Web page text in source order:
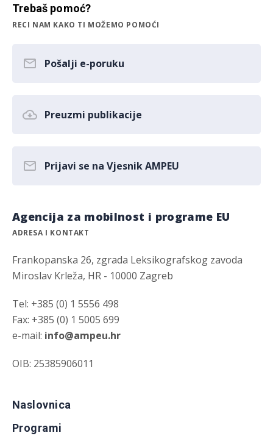
Trebaš pomoć?
RECI NAM KAKO TI MOŽEMO POMOĆI
Pošalji e-poruku
Preuzmi publikacije
Prijavi se na Vjesnik AMPEU
Agencija za mobilnost i programe EU
ADRESA I KONTAKT
Frankopanska 26, zgrada Leksikografskog zavoda
Miroslav Krleža, HR - 10000 Zagreb
Tel: +385 (0) 1 5556 498
Fax: +385 (0) 1 5005 699
e-mail: info@ampeu.hr
OIB: 25385906011
Naslovnica
Programi